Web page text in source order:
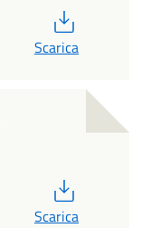
Scarica
Scarica